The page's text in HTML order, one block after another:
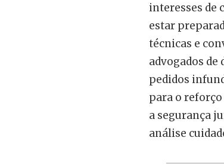
interesses de
estar
técnicas e
advogados
pedidos
para o
a segurança
análise